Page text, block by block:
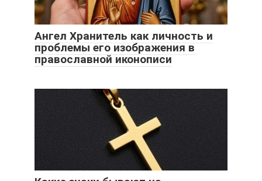
Ангел Хранитель как личность и
проблемы его изображения в
православной иконописи